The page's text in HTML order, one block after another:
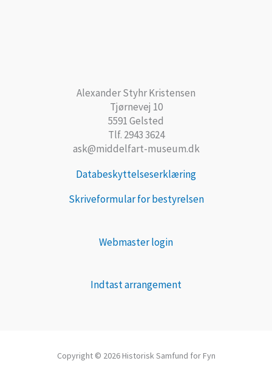
Alexander Styhr Kristensen
Tjørnevej 10
5591 Gelsted
Tlf. 2943 3624
ask@middelfart-museum.dk
Databeskyttelseserklæring
Skriveformular for bestyrelsen
Webmaster login
Indtast arrangement
Copyright © 2026 Historisk Samfund for Fyn